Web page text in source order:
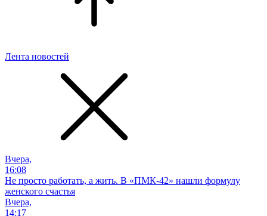
Лента новостей
Вчера,
16:08
Не просто работать, а жить. В «ПМК-42» нашли формулу
женского счастья
Вчера,
14:17